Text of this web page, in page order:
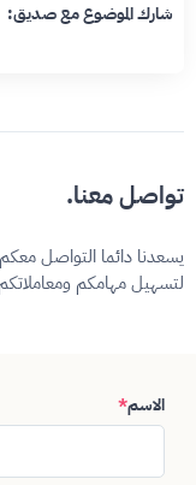
شارك الموضوع مع صديق:
تواصل معنا.
يسعدنا دائما التواصل
لتسهيل مهامكم
الاسم*